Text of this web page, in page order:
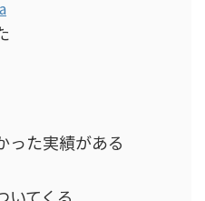
った実績がある